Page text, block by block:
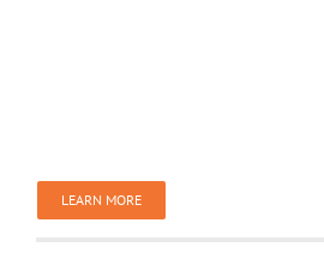
LEARN MORE